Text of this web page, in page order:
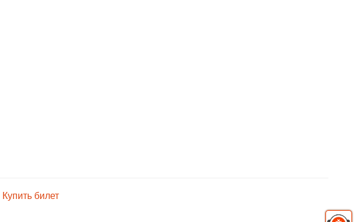
Купить билет